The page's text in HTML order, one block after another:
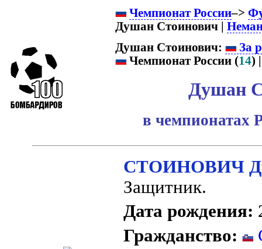
Чемпионат России–>
Душан Стоинович |
Душан Стоинович:
За
Чемпионат России (14) |
Душан
в чемпионатах
СТОИНОВИЧ
Защитник.
Дата рождения:
Гражданство: